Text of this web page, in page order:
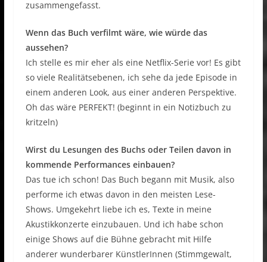
zusammengefasst.
Wenn das Buch verfilmt wäre, wie würde das
aussehen?
Ich stelle es mir eher als eine Netflix-Serie vor! Es gibt
so viele Realitätsebenen, ich sehe da jede Episode in
einem anderen Look, aus einer anderen Perspektive.
Oh das wäre PERFEKT! (beginnt in ein Notizbuch zu
kritzeln)
Wirst du Lesungen des Buchs oder Teilen davon in
kommende Performances einbauen?
Das tue ich schon! Das Buch begann mit Musik, also
performe ich etwas davon in den meisten Lese-
Shows. Umgekehrt liebe ich es, Texte in meine
Akustikkonzerte einzubauen. Und ich habe schon
einige Shows auf die Bühne gebracht mit Hilfe
anderer wunderbarer KünstlerInnen (Stimmgewalt,